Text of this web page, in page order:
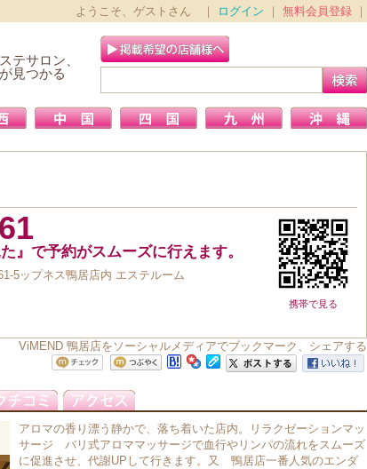
ようこそ、ゲストさん ｜ ログイン 無料会員登録
テサロン、
見つかる
携帯で見る
』で予約がスムーズに行えます。
5ップネス鴨居店内 エステルーム
ViMEND 鴨居店をソーシャルメディアでブックマーク、シェアする
アロマの香り漂う静かで、落ち着いた店内。リラクゼーションマッ
サージ バリ式アロママッサージで血行やリンパの流れをスムーズ
に促進させ、代謝UPして行きます。又 鴨居店一番人気のエンダ